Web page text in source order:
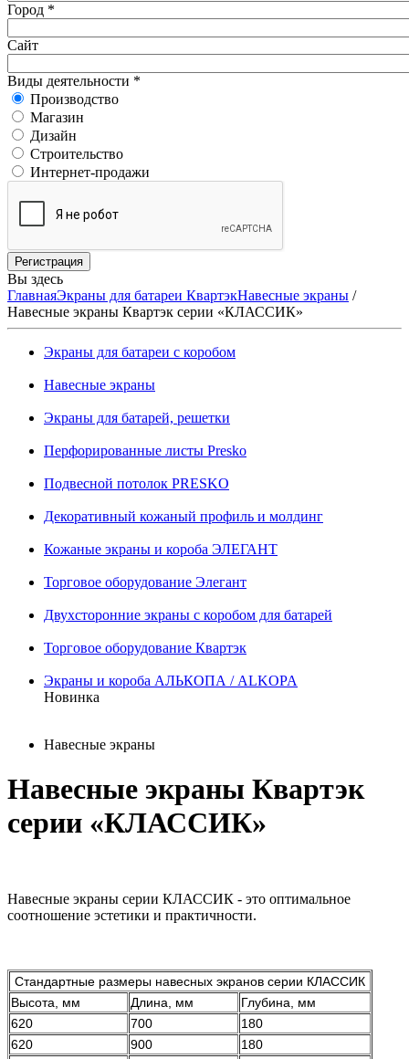
Город *
Сайт
Виды деятельности *
Производство
Магазин
Дизайн
Строительство
Интернет-продажи
Вы здесь
ГлавнаяЭкраны для батареи КвартэкНавесные экраны /
Навесные экраны Квартэк серии «КЛАССИК»
Экраны для батареи с коробом
Навесные экраны
Экраны для батарей, решетки
Перфорированные листы Presko
Подвесной потолок PRESKO
Декоративный кожаный профиль и молдинг
Кожаные экраны и короба ЭЛЕГАНТ
Торговое оборудование Элегант
Двухсторонние экраны с коробом для батарей
Торговое оборудование Квартэк
Экраны и короба АЛЬКОПА / ALKOPA
Новинка
Навесные экраны
Навесные экраны Квартэк
серии «КЛАССИК»
Навесные экраны серии КЛАССИК - это оптимальное
соотношение эстетики и практичности.
Стандартные размеры навесных экранов серии КЛАССИК
Высота, мм
Длина, мм
Глубина, мм
620
700
180
620
900 180